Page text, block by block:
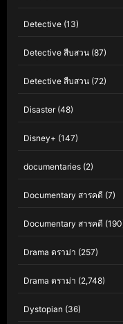
Detective (13)
Detective สืบสวน (87)
Detective สืบสวน (72)
Disaster(48)
Disney+ (147)
documentaries (2)
Documentary สารคดี (7)
Documentary สารคดี
Drama ดราม่า (257)
Drama ดราม่า (2,748)
Dystopian (36)